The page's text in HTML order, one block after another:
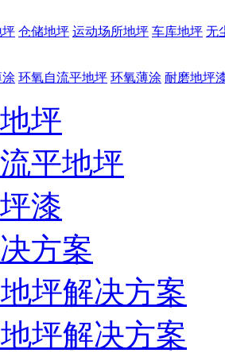
坪 仓储地坪 运动场所地坪 车库地坪 无
涂 环氧自流平地坪 环氧薄涂 耐磨地坪
坪
平地坪
漆
方案
坪解决方案
坪解决方案